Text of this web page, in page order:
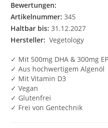
Bewertungen:
Artikelnummer: 345
Haltbar bis: 31.12.2027
Hersteller: Vegetology
✓ Mit 500mg DHA & 300mg
✓ Aus hochwertigem Algenöl
✓ Mit Vitamin D3
✓ Vegan
✓ Glutenfrei
✓ Frei von Gentechnik